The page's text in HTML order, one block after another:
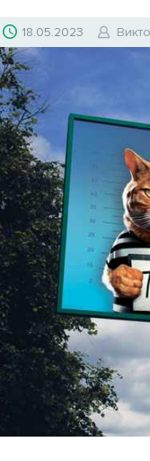
18.05.2023